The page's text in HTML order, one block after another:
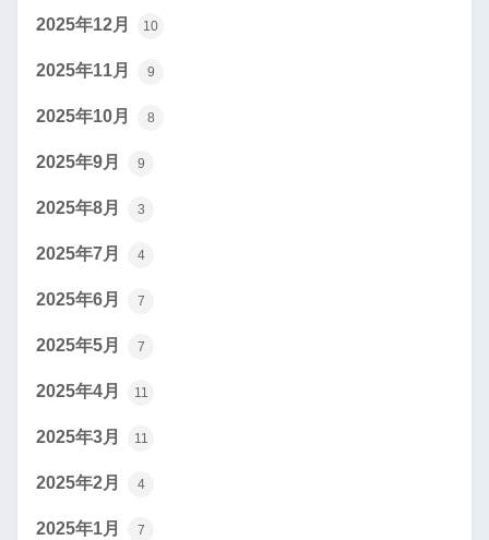
2025年12月 10
2025年11月 9
2025年10月 8
2025年9月 9
2025年8月 3
2025年7月 4
2025年6月 7
2025年5月 7
2025年4月 11
2025年3月 11
2025年2月 4
2025年1月 7